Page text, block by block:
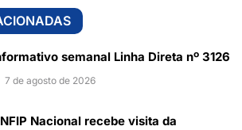
semanal Linha Direta nº 3126
7 de agosto de 2026
Nacional recebe visita da